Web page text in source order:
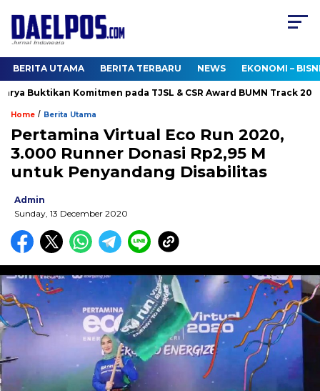
BERITA UTAMA BERITA TERBARU NEWS EKONOMI –
Komitmen pada TJSL & CSR Award BUMN Track 2026
Home / Berita Utama
Pertamina Virtual Eco Run 2020,
3.000 Runner Donasi Rp2,95 M
untuk Penyandang Disabilitas
Admin
Sunday, 13 December 2020